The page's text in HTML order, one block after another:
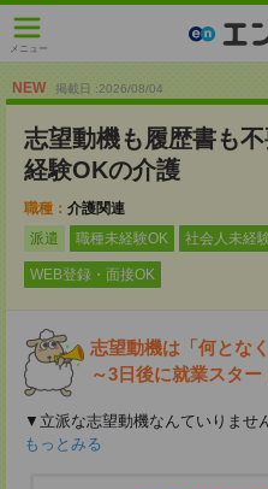
メニュー
NEW 掲載日 :2026/08/04
志望動機も履歴書も
経験OKの介護
職種： 介護関連
派遣
職種未経験OK 社会人未経
WEB登録・面接OK
志望動機は「何とな
～3日後に就業スター
▼立派な志望動機なんていりま
もっとみる